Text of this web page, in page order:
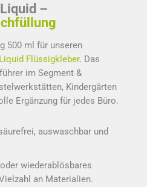
Liquid –
500 ml für unseren
Flüssigkleber. Das
im Segment &
Kindergärten
Ergänzung für jedes Büro.
auswaschbar und
wiederablösbares
an Materialien.